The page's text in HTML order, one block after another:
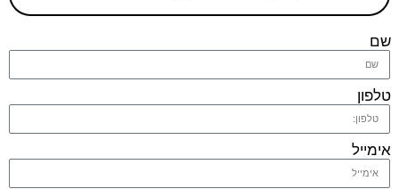
שם
טלפון
אימייל